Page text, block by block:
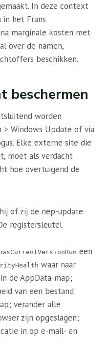
In deze context
het Frans
marginale kosten met
over de namen,
beschikken.
beschermen
worden
Windows Update of via
Elke externe site die
moet als verdacht
hoe overtuigend de
of zij de nep-update
registersleutel
een
waar naar
in de AppData-map;
van een bestand
verander alle
zijn opgeslagen;
in op e-mail- en